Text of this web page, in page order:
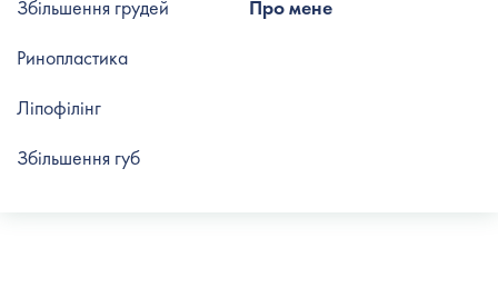
Про мене
Збільшення грудей
Ринопластика
Ліпофілінг
Збільшення губ